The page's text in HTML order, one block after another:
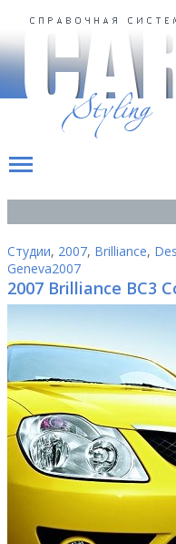
Студии, 2007, Brilliance,
Geneva2007
2007 Brilliance BC3